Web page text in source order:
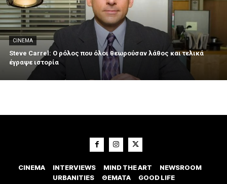
CINEMA
Steve Carrel: Ο ρόλος που όλοι θεωρούσαν λάθος και τελικά
έγραψε ιστορία
CINEMA INTERVIEWS MIND THE ART
NEWSROOM
URBANITIES
ΘΕΜΑΤΑ GOOD LIFE